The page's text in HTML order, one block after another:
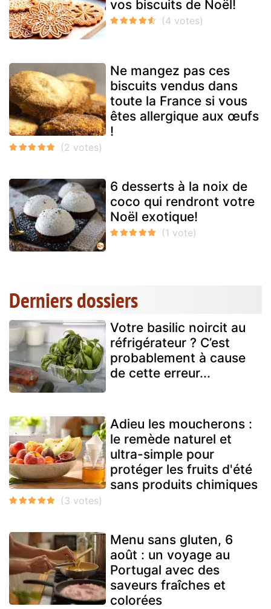
vos biscuits de Noël!
Ne mangez pas ces
biscuits vendus dans
toute la France si vous
êtes allergique aux œufs
!
6 desserts à la noix de
coco qui rendront votre
Noël exotique!
Derniers dossiers
Votre basilic noircit au
réfrigérateur ? C’est
probablement à cause
de cette erreur...
Adieu les moucherons :
le remède naturel et
ultra-simple pour
protéger les fruits d'été
sans produits chimiques
Menu sans gluten, 6
août : un voyage au
Portugal avec des
saveurs fraîches et
colorées